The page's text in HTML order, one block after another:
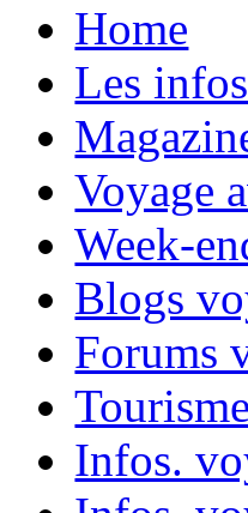
Home
Les
Voyage
Week-
Blogs
Forums
Infos.